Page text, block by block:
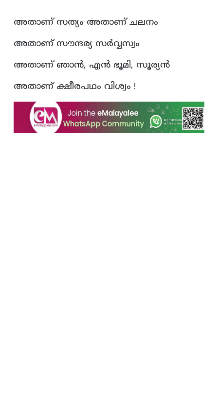
അതാണ് സത്യം അതാണ്‌ ചലനം
അതാണ് സൗന്ദര്യ സർവ്വസ്വം
അതാണ് ഞാൻ, എൻ ഭൂമി, സൂര്യൻ
അതാണ് ക്ഷീരപഥം വിശ്വം !